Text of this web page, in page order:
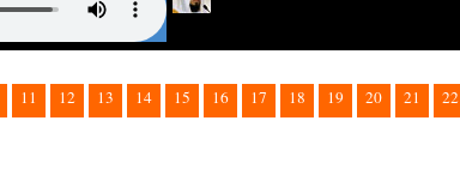
11 12 13 14 15 16 17 18 19 20 21 22